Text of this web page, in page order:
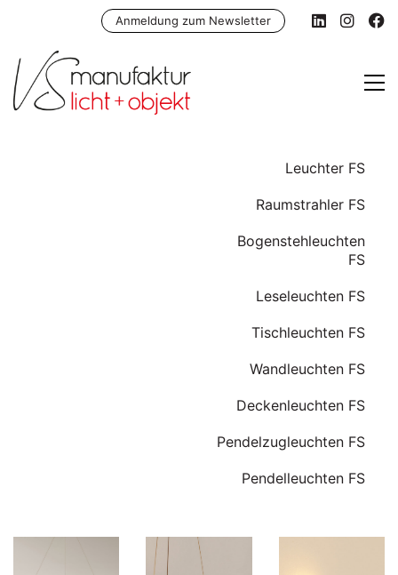
Anmeldung zum Newsletter
Leuchter FS
Raumstrahler FS
Bogenstehleuchten
FS
Leseleuchten FS
Tischleuchten FS
Wandleuchten FS
Deckenleuchten FS
Pendelzugleuchten FS
Pendelleuchten FS